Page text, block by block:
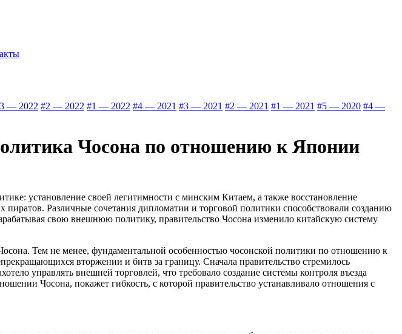
— 2022 #2 — 2022 #1 — 2022 #4 — 2021 #3 — 2021 #2 — 2021 #1 — 2021 #5 — 2020 #4 —
Чосона по отношению к Японии
установление своей легитимности с минским Китаем, а также восстановление
Различные сочетания дипломатии и торговой политики способствовали созданию
свою внешнюю политику, правительство Чосона изменило китайскую систему
Тем не менее, фундаментальной особенностью чосонской политики по отношению к
вторжении и битв за границу. Сначала правительство стремилось
управлять внешней торговлей, что требовало создание системы контроля въезда
Чосона, покажет гибкость, с которой правительство устанавливало отношения с